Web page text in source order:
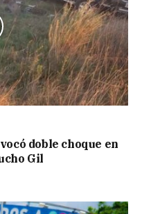
doble choque en
Gil